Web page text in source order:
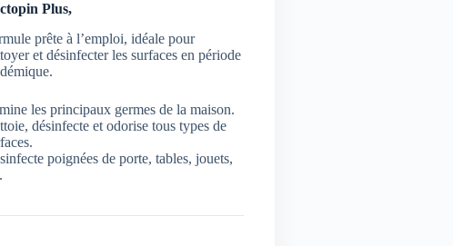
Plus,
prête à l’emploi, idéale pour
et désinfecter les surfaces en période
les principaux germes de la maison.
désinfecte et odorise tous types de
poignées de porte, tables, jouets,